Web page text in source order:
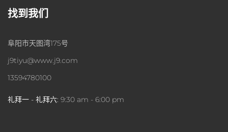
找到我们
阜阳市天图湾175号
j9tiyu@www.j9.com
13594780100
礼拜一 - 礼拜六: 9:30 am - 6:00 pm